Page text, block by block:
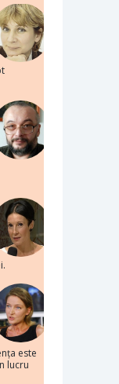
este
lucru